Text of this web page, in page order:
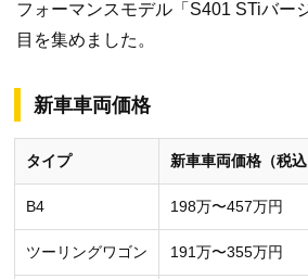
フォーマンスモデル「S401 STiバー
目を集めました。
新車車両価格
タイプ 新車車両価格（税込
B4 198万〜457万円
ツーリングワゴン 191万〜355万円